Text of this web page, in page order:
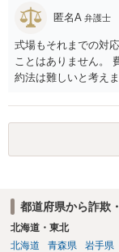
匿名A 弁護士
式場もそれまでの対
ことはありません。
約法は難しいと考え
ということになり、
都道府県から詐欺
北海道・東北
北海道
青森県 岩手県